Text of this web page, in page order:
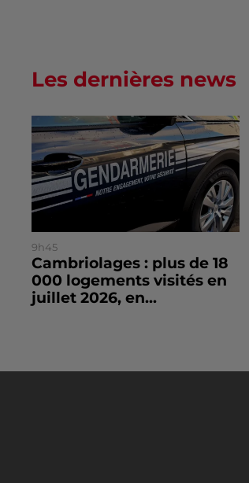
Les dernières news
9h45
Cambriolages : plus de 18
000 logements visités en
juillet 2026, en...